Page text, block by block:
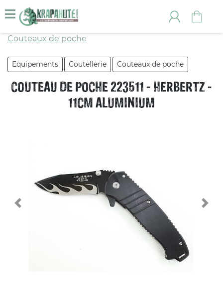
Equipements Coutellerie Couteaux de poche
COUTEAU DE POCHE 223511 - HERBERTZ -
11CM ALUMINIUM
Couteaux de poche
Previous